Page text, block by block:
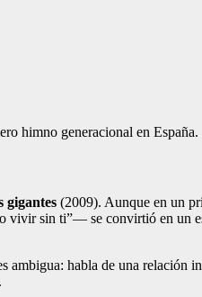
himno generacional en España.
gigantes (2009). Aunque en un
vivir sin ti”— se convirtió en un
habla de una relación